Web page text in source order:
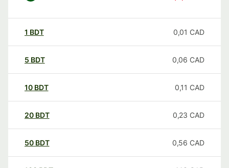
1 BDT 0,01 CAD
5 BDT 0,06 CAD
10 BDT 0,11 CAD
20 BDT 0,23 CAD
50 BDT 0,56 CAD